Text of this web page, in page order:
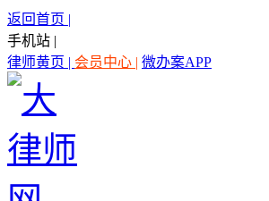
返回首页 |
手机站 |
律师黄页 | 会员中心 | 微办案APP